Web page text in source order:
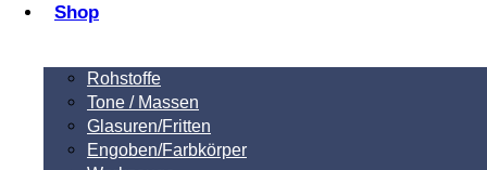
Shop
Rohstoffe
Tone / Massen
Glasuren/Fritten
Engoben/Farbkörper